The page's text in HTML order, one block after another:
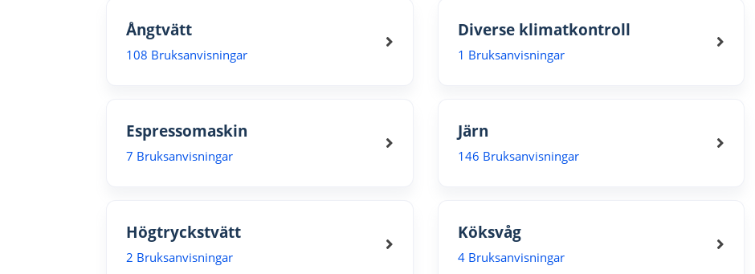
Ångtvätt
108 Bruksanvisningar
Diverse klimatkontroll
1 Bruksanvisningar
Espressomaskin
7 Bruksanvisningar
Järn
146 Bruksanvisningar
Högtryckstvätt
2 Bruksanvisningar
Köksvåg
4 Bruksanvisningar